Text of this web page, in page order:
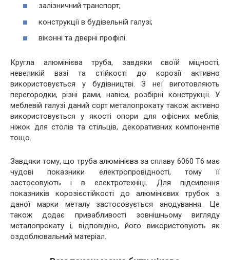
залізничний транспорт;
конструкції в будівельній галузі;
віконні та дверні профілі.
Кругла алюмінієва труба, завдяки своїй міцності,
невеликій вазі та стійкості до корозії активно
використовується у будівництві. З неї виготовляють
перегородки, різні рами, навіси, розбірні конструкції. У
меблевій галузі даний сорт металопрокату також активно
використовується у якості опори для офісних меблів,
ніжок для столів та стільців, декоративних компонентів
тощо.
Завдяки тому, що труба алюмінієва за сплаву 6060 Т6 має
чудові показники електропровідності, тому її
застосовують і в електротехніці. Для підсилення
показників корозієстійкості до алюмінієвих трубок з
даної марки металу застосовується анодування. Це
також додає привабливості зовнішньому вигляду
металопрокату і, відповідно, його використовують як
оздоблювальний матеріал.